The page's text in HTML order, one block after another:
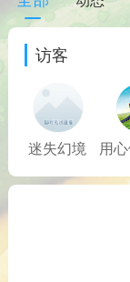
手机
游戏
访客
迷失幻境